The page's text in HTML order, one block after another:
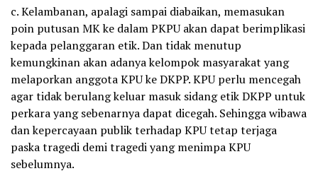
c. Kelambanan, apalagi sampai diabaikan, memasukan
poin putusan MK ke dalam PKPU akan dapat berimplikasi
kepada pelanggaran etik. Dan tidak menutup
kemungkinan akan adanya kelompok masyarakat yang
melaporkan anggota KPU ke DKPP. KPU perlu mencegah
agar tidak berulang keluar masuk sidang etik DKPP untuk
perkara yang sebenarnya dapat dicegah. Sehingga wibawa
dan kepercayaan publik terhadap KPU tetap terjaga
paska tragedi demi tragedi yang menimpa KPU
sebelumnya.